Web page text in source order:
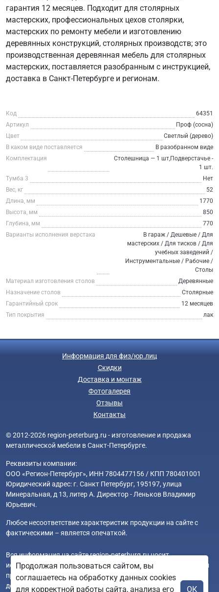
гарантия 12 месяцев. Подходит для столярных
мастерских, профессиональных цехов столярки,
мастерских по ремонту мебели и изготовлению
деревянных конструкций, столярных производств; это
производственная деревянная мебель для столярных
мастерских, поставляется разобранным с инструкцией,
доставка в Санкт-Петербурге и регионам.
Код
64351
Артикул
Проф (сосна)
Цвет
Светлый (дерево)
В каком виде поставляется
В разобранном виде
Комплектация
Столешница — 1 шт,Подверстачье -
1 шт.
Тумба 3
Нет
Вес, кг
52
Длина, мм
1770
Высота, мм
850
Глубина, мм
770
Варианты исполнения верстака
В гараж / Дешевые / Для
мастерских / Для тисков / Для
учебных заведений /
Инструментальные / Рабочие /
Столы
Материал изготовления столов
Деревянные
Назначение столов
Столярные
Гарантийный срок
12 месяцев
Тип покрытия
лак
Информация для физ/юр.лиц
Скидки
Доставка и монтаж
Фотогалерея
Отзывы
Контакты
© 2012-2026 region-peterburg.ru - изготовление и продажа
металлической мебели в Санкт-Петербурге.
Реквизиты компании:
ООО «Регион-Петербург», ИНН 7804477156 / КПП 780401001
Юридический адрес: г. Санкт Петербург, 195197, улица
Минеральная, д 13, литер А. Директор - Леньков Владимир
Юрьевич.
Любое несоответствие характеристик продукции на сайте с
фактическими – является опечаткой.
Вся информация на сайте region-peterburg.ru носит
исключительно ознакомительный и справочный характер и ни
при каких условиях не является публичной офертой. Всю
дополнительную информацию можно узнать по телефонам
Продолжая пользоваться сайтом, вы
соглашаетесь на обработку данных cookies
для корректной работы сайта, анализа его
ОК